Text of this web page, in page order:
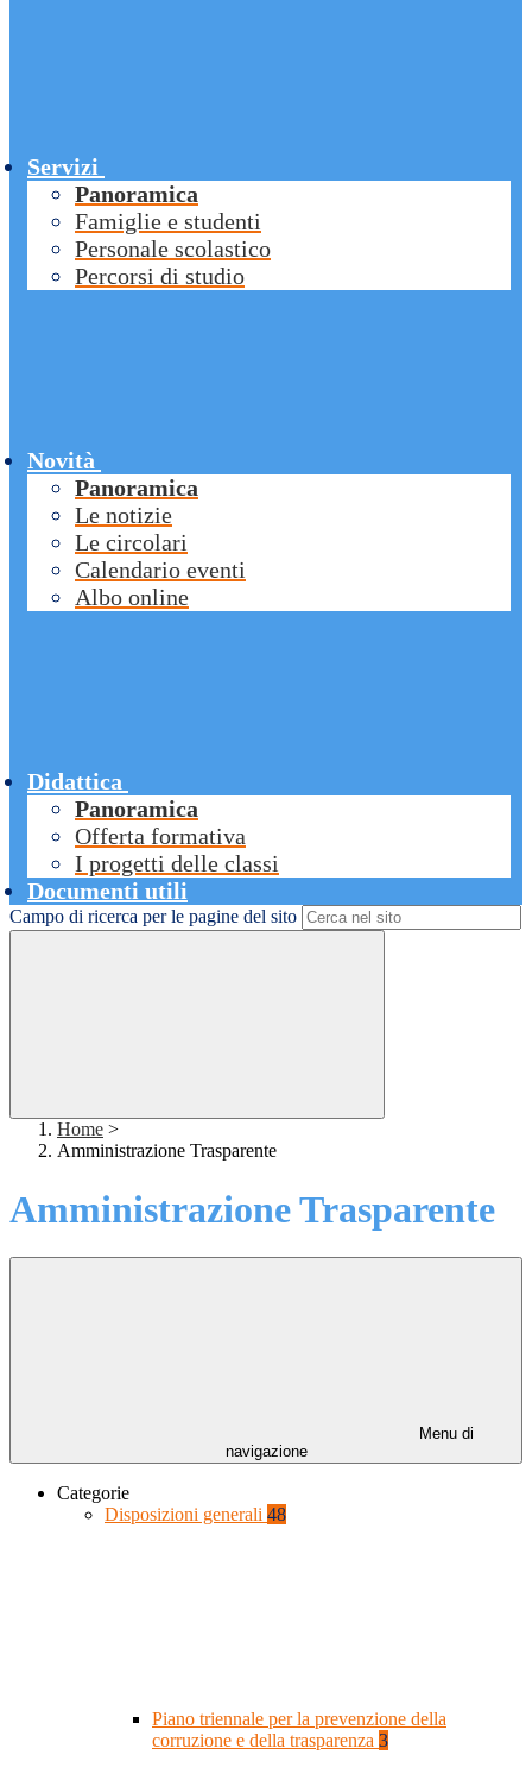
Servizi
Panoramica
Famiglie e studenti
Personale scolastico
Percorsi di studio
Novità
Panoramica
Le notizie
Le circolari
Calendario eventi
Albo online
Didattica
Panoramica
Offerta formativa
I progetti delle classi
Documenti utili
Campo di ricerca per le pagine del sito
Home >
Amministrazione Trasparente
Amministrazione Trasparente
Menu di
navigazione
Categorie
Disposizioni generali 48
Piano triennale per la prevenzione della
corruzione e della trasparenza 3